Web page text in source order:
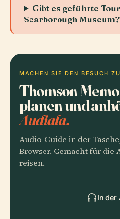
Gibt es geführte
Scarborough Museum?
MACHEN SIE DEN BESUCH
Thomson
planen und
Audiala.
Audio-Guide in der
Browser. Gemacht für die
reisen.
In der